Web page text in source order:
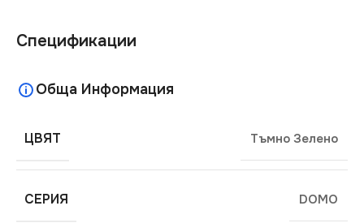
Спецификации
Обща Информация
ЦВЯТ Тъмно Зелено
СЕРИЯ DOMO